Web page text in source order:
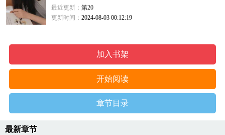
最近更新：第20
更新时间：2024-08-03 00:12:19
加入书架
开始阅读
章节目录
最新章节